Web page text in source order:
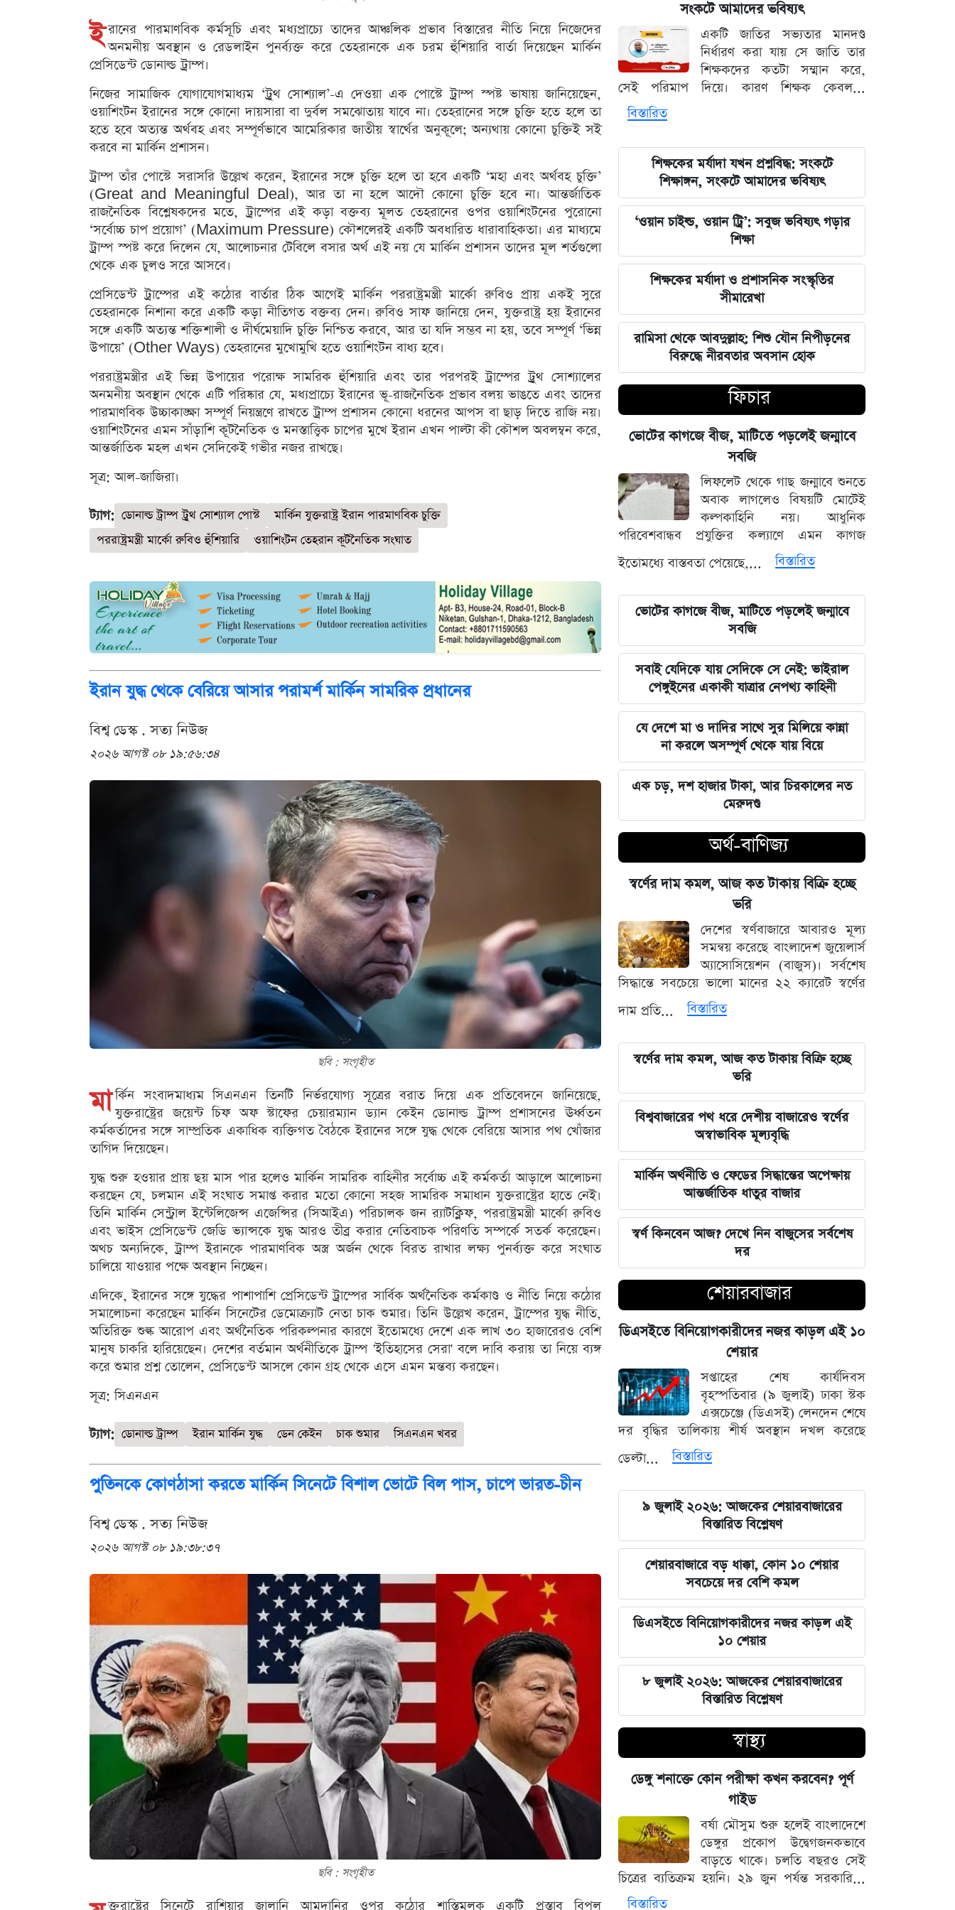
ই রানের পারমাণবিক কর্মসূচি এবং মধ্যপ্রাচ্যে তাদের আঞ্চলিক প্রভাব বিস্তারের নীতি নিয়ে নিজেদের
অনমনীয় অবস্থান ও রেডলাইন পুনর্ব্যক্ত করে তেহরানকে এক চরম হুঁশিয়ারি বার্তা দিয়েছেন মার্কিন
প্রেসিডেন্ট ডোনাল্ড ট্রাম্প।
নিজের সামাজিক যোগাযোগমাধ্যম ‘ট্রুথ সোশ্যাল’-এ দেওয়া এক পোস্টে ট্রাম্প স্পষ্ট ভাষায় জানিয়েছেন,
ওয়াশিংটন ইরানের সঙ্গে কোনো দায়সারা বা দুর্বল সমঝোতায় যাবে না। তেহরানের সঙ্গে চুক্তি হতে হলে তা
হতে হবে অত্যন্ত অর্থবহ এবং সম্পূর্ণভাবে আমেরিকার জাতীয় স্বার্থের অনুকূলে; অন্যথায় কোনো চুক্তিই সই
করবে না মার্কিন প্রশাসন।
ট্রাম্প তাঁর পোস্টে সরাসরি উল্লেখ করেন, ইরানের সঙ্গে চুক্তি হলে তা হবে একটি ‘মহা এবং অর্থবহ চুক্তি’
(Great and Meaningful Deal), আর তা না হলে আদৌ কোনো চুক্তি হবে না। আন্তর্জাতিক
রাজনৈতিক বিশ্লেষকদের মতে, ট্রাম্পের এই কড়া বক্তব্য মূলত তেহরানের ওপর ওয়াশিংটনের পুরোনো
‘সর্বোচ্চ চাপ প্রয়োগ’ (Maximum Pressure) কৌশলেরই একটি অবধারিত ধারাবাহিকতা। এর মাধ্যমে
ট্রাম্প স্পষ্ট করে দিলেন যে, আলোচনার টেবিলে বসার অর্থ এই নয় যে মার্কিন প্রশাসন তাদের মূল শর্তগুলো
থেকে এক চুলও সরে আসবে।
প্রেসিডেন্ট ট্রাম্পের এই কঠোর বার্তার ঠিক আগেই মার্কিন পররাষ্ট্রমন্ত্রী মার্কো রুবিও প্রায় একই সুরে
তেহরানকে নিশানা করে একটি কড়া নীতিগত বক্তব্য দেন। রুবিও সাফ জানিয়ে দেন, যুক্তরাষ্ট্র হয় ইরানের
সঙ্গে একটি অত্যন্ত শক্তিশালী ও দীর্ঘমেয়াদি চুক্তি নিশ্চিত করবে, আর তা যদি সম্ভব না হয়, তবে সম্পূর্ণ ‘ভিন্ন
উপায়ে’ (Other Ways) তেহরানের মুখোমুখি হতে ওয়াশিংটন বাধ্য হবে।
পররাষ্ট্রমন্ত্রীর এই ভিন্ন উপায়ের পরোক্ষ সামরিক হুঁশিয়ারি এবং তার পরপরই ট্রাম্পের ট্রুথ সোশ্যালের
অনমনীয় অবস্থান থেকে এটি পরিষ্কার যে, মধ্যপ্রাচ্যে ইরানের ভূ-রাজনৈতিক প্রভাব বলয় ভাঙতে এবং তাদের
পারমাণবিক উচ্চাকাঙ্ক্ষা সম্পূর্ণ নিয়ন্ত্রণে রাখতে ট্রাম্প প্রশাসন কোনো ধরনের আপস বা ছাড় দিতে রাজি নয়।
ওয়াশিংটনের এমন সাঁড়াশি কূটনৈতিক ও মনস্তাত্ত্বিক চাপের মুখে ইরান এখন পাল্টা কী কৌশল অবলম্বন করে,
আন্তর্জাতিক মহল এখন সেদিকেই গভীর নজর রাখছে।
সূত্র: আল-জাজিরা।
ট্যাগ: ডোনাল্ড ট্রাম্প ট্রুথ সোশ্যাল পোস্ট
মার্কিন যুক্তরাষ্ট্র ইরান পারমাণবিক চুক্তি
পররাষ্ট্রমন্ত্রী মার্কো রুবিও হুঁশিয়ারি
ওয়াশিংটন তেহরান কূটনৈতিক সংঘাত
ইরান যুদ্ধ থেকে বেরিয়ে আসার পরামর্শ মার্কিন সামরিক প্রধানের
বিশ্ব ডেস্ক . সত্য নিউজ
২০২৬ আগস্ট ০৮ ১৯:৫৬:৩৪
ছবি : সংগৃহীত
মা র্কিন সংবাদমাধ্যম সিএনএন তিনটি নির্ভরযোগ্য সূত্রের বরাত দিয়ে এক প্রতিবেদনে জানিয়েছে,
যুক্তরাষ্ট্রের জয়েন্ট চিফ অফ স্টাফের চেয়ারম্যান ড্যান কেইন ডোনাল্ড ট্রাম্প প্রশাসনের ঊর্ধ্বতন
কর্মকর্তাদের সঙ্গে সাম্প্রতিক একাধিক ব্যক্তিগত বৈঠকে ইরানের সঙ্গে যুদ্ধ থেকে বেরিয়ে আসার পথ খোঁজার
তাগিদ দিয়েছেন।
যুদ্ধ শুরু হওয়ার প্রায় ছয় মাস পার হলেও মার্কিন সামরিক বাহিনীর সর্বোচ্চ এই কর্মকর্তা আড়ালে আলোচনা
করছেন যে, চলমান এই সংঘাত সমাপ্ত করার মতো কোনো সহজ সামরিক সমাধান যুক্তরাষ্ট্রের হাতে নেই।
তিনি মার্কিন সেন্ট্রাল ইন্টেলিজেন্স এজেন্সির (সিআইএ) পরিচালক জন র‍্যাটক্লিফ, পররাষ্ট্রমন্ত্রী মার্কো রুবিও
এবং ভাইস প্রেসিডেন্ট জেডি ভ্যান্সকে যুদ্ধ আরও তীব্র করার নেতিবাচক পরিণতি সম্পর্কে সতর্ক করেছেন।
অথচ অন্যদিকে, ট্রাম্প ইরানকে পারমাণবিক অস্ত্র অর্জন থেকে বিরত রাখার লক্ষ্য পুনর্ব্যক্ত করে সংঘাত
চালিয়ে যাওয়ার পক্ষে অবস্থান নিচ্ছেন।
এদিকে, ইরানের সঙ্গে যুদ্ধের পাশাপাশি প্রেসিডেন্ট ট্রাম্পের সার্বিক অর্থনৈতিক কর্মকাণ্ড ও নীতি নিয়ে কঠোর
সমালোচনা করেছেন মার্কিন সিনেটের ডেমোক্র্যাট নেতা চাক শুমার। তিনি উল্লেখ করেন, ট্রাম্পের যুদ্ধ নীতি,
অতিরিক্ত শুল্ক আরোপ এবং অর্থনৈতিক পরিকল্পনার কারণে ইতোমধ্যে দেশে এক লাখ ৩০ হাজারেরও বেশি
মানুষ চাকরি হারিয়েছেন। দেশের বর্তমান অর্থনীতিকে ট্রাম্প 'ইতিহাসের সেরা' বলে দাবি করায় তা নিয়ে ব্যঙ্গ
করে শুমার প্রশ্ন তোলেন, প্রেসিডেন্ট আসলে কোন গ্রহ থেকে এসে এমন মন্তব্য করছেন।
সূত্র: সিএনএন
ট্যাগ: ডোনাল্ড ট্রাম্প ইরান মার্কিন যুদ্ধ ডেন কেইন চাক শুমার সিএনএন খবর
পুতিনকে কোণঠাসা করতে মার্কিন সিনেটে বিশাল ভোটে বিল পাস, চাপে ভারত-চীন
বিশ্ব ডেস্ক . সত্য নিউজ
২০২৬ আগস্ট ০৮ ১৯:৩৮:৩৭
ছবি : সংগৃহীত
ক্তরাষ্ট্রের সিনেটে রাশিয়ার জ্বালানি আমদানির ওপর কঠোর শাস্তিমূলক একটি প্রস্তাব বিপুল
প্রধানমন্ত্রীর চট্টগ্রাম সফর ঘিরে বিএনপিতে
ব্যাপক প্রস্তুতি
শনিবার রাজধানীর যেসব মার্কেট ও
স্বর্ণের দাম কমল, আজ কত টাকায় বিক্রি
হচ্ছে ভরি
আজকের নামাজের সময়সূচি, জেনে নিন
পাঁচ ওয়াক্তের সময়
আজ টিভিতে যত খেলা: এলপিএল
ফাইনালসহ জমজমাট সূচি
তুরস্ক-সৌদি-পাকিস্তান চুক্তি কি নতুন
সামরিক জোট? যা বললেন এরদোগান
ইরানকে যে শর্ত দিল যুক্তরাষ্ট্র, যেটা
মানলেই ছাড়
প্রথম mRNA ফ্লু টিকা অনুমোদন, কারা
নিতে পারবেন
স্বর্ণ খাতে বড় সংস্কার, বদলাতে পারে
আমদানি-রপ্তানি নিয়ম
গণমাধ্যম শক্ত হলে গণতন্ত্রও টেকসই হবে:
মির্জা ফখরুল
আগস্টের শেষে চাকরিজীবীদের টানা ৪
দিনের ছুটির সুযোগ
মণিপুরের অমীমাংসিত সীমান্ত নিয়ে ভারত-
মিয়ানমার আলোচনা
সক্রিয় মৌসুমি বায়ুর প্রভাব ও আগামী
সপ্তাহের আবহাওয়ার সার্বিক রূপরেখা
ফ্যাসিবাদের কালো ছায়া তাড়াতে সাংস্কৃতিক
বিপ্লব প্রয়োজন: ডা. শফিকুর রহমান
দেশের নিরাপত্তা ব্যবস্থাপনায় আসছে বড়
পরিবর্তন, নতুন আইনের রূপরেখা প্রকাশ
আওয়ামী লীগ আমাদের শত্রু নয় মিত্র, তারা
বিএনপির সঙ্গে মিশে যাবে: নাছির চৌধুরী
এমপি
ঘরে বসেই যেভাবে জানবেন এসএসসির
ফলাফল, ১০ আগস্ট প্রকাশের ঘোষণা
পরিবর্তন, প্রবাসীদের জন্য জরুরি বার্তা
২০২৩ সালের ইসরায়েলি হামলার ক্ষত:
আড়াই বছর পর উদ্ধার ৪০ শিশুর
দেহাবশেষ
জুলাই শহীদদের কবর বাঁধানোর বরাদ্দও
মেরে খেয়েছে অন্তর্বর্তী সরকার: ইশরাক
হোসেন
শেয়ারবাজারে আর্থিক কেলেঙ্কারির তদন্তের
বড় আপডেট জানাল দুদক
যুদ্ধের বড় প্রস্তুতি নিচ্ছে ইরান, আকাশ
প্রতিরক্ষা ও অস্ত্র ব্যবস্থার ব্যাপক
আধুনিকায়ন
চার বিভাগে দুর্যোগপূর্ণ আবহাওয়ার আশঙ্কায়
আবহাওয়া দপ্তরের বিশেষ সতর্কতা
হাসিনাকে মাইক দেওয়ায় ভারতকে
কাঠগড়ায় তুললেন সালাহউদ্দিন
স্বর্ণের অস্বাভাবিক মূল্যবৃদ্ধি
গ্যাস ও বিদ্যুৎ সংকট মোকাবিলায় নতুন
আশার খবর দিলেন জ্বালানিমন্ত্রী
নদীদূষণ দূর করতে না পারলে ভবিষ্যৎ
প্রজন্মের কাছে জবাব দিতে হবে: প্রধানমন্ত্রী
তারেক রহমান
ফ্যাসিবাদবিরোধী সব শক্তির জাতীয় ঐক্য
বজায় রাখা এখন সময়ের দাবি: মাহদী
আমিন
ইতিহাসের মালিকানা কারও একার নয়, ৫
আগস্টের বিজয় সাধারণ মানুষের: সাইদুর
রহমান লিটল
দেবিদ্বার ম্যানেজিং কমিটির সভাপতি
নির্বাচিত মিজানুর রহমান মাস্টার
জুলাইয়ের চেতনাকে হৃদয়ে ধারণ করতে
হবে, যেন তা হারিয়ে না যায়: ভারপ্রাপ্ত
সংকটে আমাদের ভবিষ্যৎ
একটি জাতির সভ্যতার মানদণ্ড
নির্ধারণ করা যায় সে জাতি তার
শিক্ষকদের কতটা সম্মান করে,
সেই পরিমাপ দিয়ে। কারণ শিক্ষক কেবল...
বিস্তারিত
শিক্ষকের মর্যাদা যখন প্রশ্নবিদ্ধ: সংকটে
শিক্ষাঙ্গন, সংকটে আমাদের ভবিষ্যৎ
‘ওয়ান চাইল্ড, ওয়ান ট্রি’: সবুজ ভবিষ্যৎ গড়ার
শিক্ষা
শিক্ষকের মর্যাদা ও প্রশাসনিক সংস্কৃতির
সীমারেখা
রামিসা থেকে আবদুল্লাহ: শিশু যৌন নিপীড়নের
বিরুদ্ধে নীরবতার অবসান হোক
ফিচার
ভোটের কাগজে বীজ, মাটিতে পড়লেই জন্মাবে
সবজি
লিফলেট থেকে গাছ জন্মাবে শুনতে
অবাক লাগলেও বিষয়টি মোটেই
কল্পকাহিনি নয়। আধুনিক
পরিবেশবান্ধব প্রযুক্তির কল্যাণে এমন কাগজ
ইতোমধ্যে বাস্তবতা পেয়েছে,...
বিস্তারিত
ভোটের কাগজে বীজ, মাটিতে পড়লেই জন্মাবে
সবজি
সবাই যেদিকে যায় সেদিকে সে নেই: ভাইরাল
পেঙ্গুইনের একাকী যাত্রার নেপথ্য কাহিনী
যে দেশে মা ও দাদির সাথে সুর মিলিয়ে কান্না
না করলে অসম্পূর্ণ থেকে যায় বিয়ে
এক চড়, দশ হাজার টাকা, আর চিরকালের নত
মেরুদণ্ড
অর্থ-বাণিজ্য
স্বর্ণের দাম কমল, আজ কত টাকায় বিক্রি হচ্ছে
ভরি
দেশের স্বর্ণবাজারে আবারও মূল্য
সমন্বয় করেছে বাংলাদেশ জুয়েলার্স
অ্যাসোসিয়েশন (বাজুস)। সর্বশেষ
সিদ্ধান্তে সবচেয়ে ভালো মানের ২২ ক্যারেট স্বর্ণের
দাম প্রতি...
বিস্তারিত
স্বর্ণের দাম কমল, আজ কত টাকায় বিক্রি হচ্ছে
ভরি
বিশ্ববাজারের পথ ধরে দেশীয় বাজারেও স্বর্ণের
অস্বাভাবিক মূল্যবৃদ্ধি
মার্কিন অর্থনীতি ও ফেডের সিদ্ধান্তের অপেক্ষায়
আন্তর্জাতিক ধাতুর বাজার
স্বর্ণ কিনবেন আজ? দেখে নিন বাজুসের সর্বশেষ
দর
শেয়ারবাজার
ডিএসইতে বিনিয়োগকারীদের নজর কাড়ল এই ১০
শেয়ার
সপ্তাহের শেষ কার্যদিবস
বৃহস্পতিবার (৯ জুলাই) ঢাকা স্টক
এক্সচেঞ্জে (ডিএসই) লেনদেন শেষে
দর বৃদ্ধির তালিকায় শীর্ষ অবস্থান দখল করেছে
ডেল্টা...
বিস্তারিত
৯ জুলাই ২০২৬: আজকের শেয়ারবাজারের
বিস্তারিত বিশ্লেষণ
শেয়ারবাজারে বড় ধাক্কা, কোন ১০ শেয়ার
সবচেয়ে দর বেশি কমল
ডিএসইতে বিনিয়োগকারীদের নজর কাড়ল এই
১০ শেয়ার
৮ জুলাই ২০২৬: আজকের শেয়ারবাজারের
বিস্তারিত বিশ্লেষণ
স্বাস্থ্য
ডেঙ্গু শনাক্তে কোন পরীক্ষা কখন করবেন? পূর্ণ
গাইড
বর্ষা মৌসুম শুরু হলেই বাংলাদেশে
ডেঙ্গুর প্রকোপ উদ্বেগজনকভাবে
বাড়তে থাকে। চলতি বছরও সেই
চিত্রের ব্যতিক্রম হয়নি। ২৯ জুন পর্যন্ত সরকারি...
বিস্তারিত